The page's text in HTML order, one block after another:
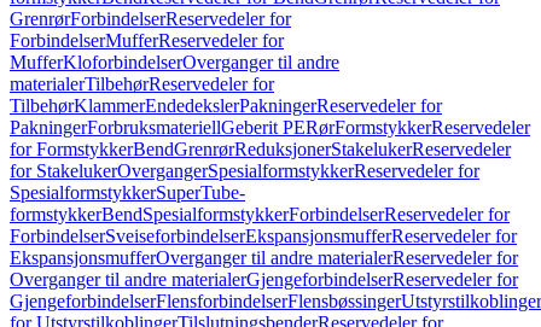
GrenrørForbindelserReservedeler for
ForbindelserMufferReservedeler for
MufferKloforbindelserOverganger til andre
materialerTilbehørReservedeler for
TilbehørKlammerEndedekslerPakningerReservedeler for
PakningerForbruksmateriellGeberit PERørFormstykkerReservedeler
for FormstykkerBendGrenrørReduksjonerStakelukerReservedeler
for StakelukerOvergangerSpesialformstykkerReservedeler for
SpesialformstykkerSuperTube-
formstykkerBendSpesialformstykkerForbindelserReservedeler for
ForbindelserSveiseforbindelserEkspansjonsmufferReservedeler for
EkspansjonsmufferOverganger til andre materialerReservedeler for
Overganger til andre materialerGjengeforbindelserReservedeler for
GjengeforbindelserFlensforbindelserFlensbøssingerUtstyrstilkoblinger
for UtstyrstilkoblingerTilslutningsbenderReservedeler for